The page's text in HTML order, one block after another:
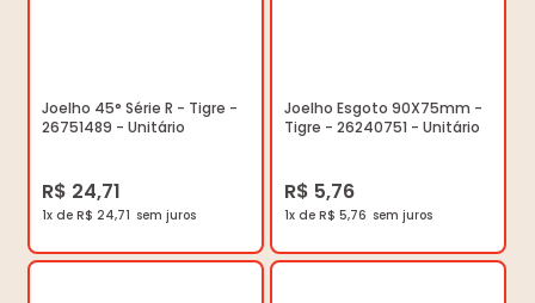
Joelho 45° Série R - Tigre -
26751489 - Unitário
R$ 24,71
1x de R$ 24,71
Joelho Esgoto 90X75mm -
Tigre - 26240751 - Unitário
R$ 5,76
1x de R$ 5,76